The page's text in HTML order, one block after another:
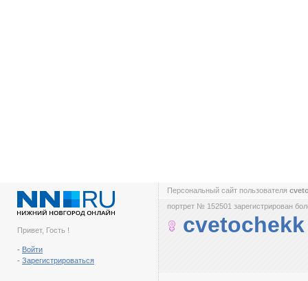
Привет, Гость !
- Войти
- Зарегистрироваться
Персональный сайт пользователя
портрет № 152501 зарегистрирован
cvetochekk